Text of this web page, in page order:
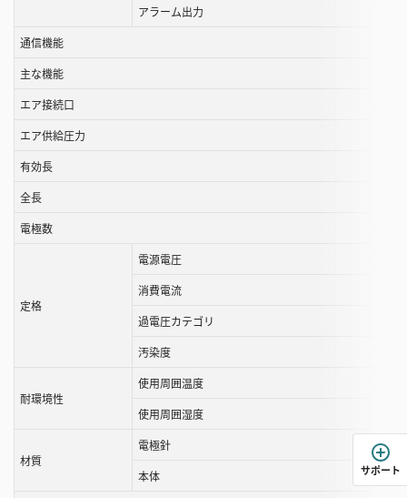
アラーム出力
通信機能
主な機能
エア接続口
エア供給圧力
有効長
全長
電極数
定格
電源電圧
消費電流
過電圧カテゴリ
汚染度
耐環境性
使用周囲温度
使用周囲湿度
材質
電極針
本体
サポート